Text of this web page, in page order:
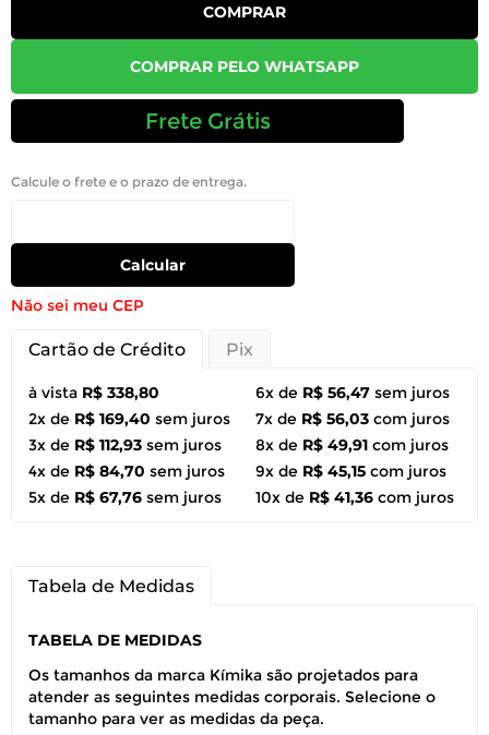
COMPRAR
COMPRAR PELO WHATSAPP
Frete Grátis
Calcule o frete e o prazo de entrega.
Calcular
Não sei meu CEP
Cartão de Crédito Pix
à vista R$ 338,80
2x de R$ 169,40 sem juros
3x de R$ 112,93 sem juros
4x de R$ 84,70 sem juros
5x de R$ 67,76 sem juros
6x de R$ 56,47 sem juros
7x de R$ 56,03 com juros
8x de R$ 49,91 com juros
9x de R$ 45,15 com juros
10x de R$ 41,36 com juros
Tabela de Medidas
TABELA DE MEDIDAS
Os tamanhos da marca Kímika são projetados para
atender as seguintes medidas corporais. Selecione o
tamanho para ver as medidas da peça.